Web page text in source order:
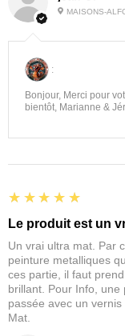
MAISONS-
:
Bonjour, Merci pour
bientôt, Marianne &
5
★★★★★
Le produit est un
Un vrai ultra mat. Par
peinture metalliques
ces partie, il faut
brillant. Pour Info, une
passée avec un
Mat.